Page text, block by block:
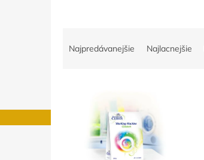
Najpredávanejšie Najlacnejšie